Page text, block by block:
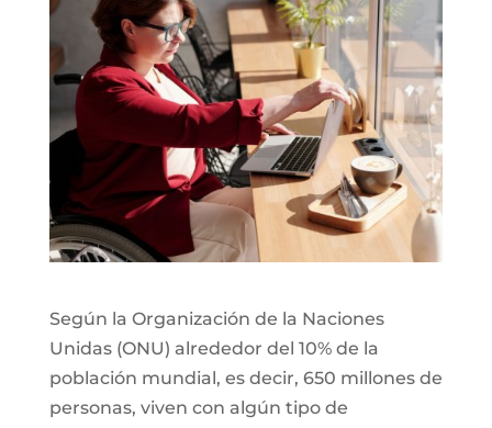
Según la Organización de la Naciones
Unidas (ONU) alrededor del 10% de la
población mundial, es decir, 650 millones de
personas, viven con algún tipo de